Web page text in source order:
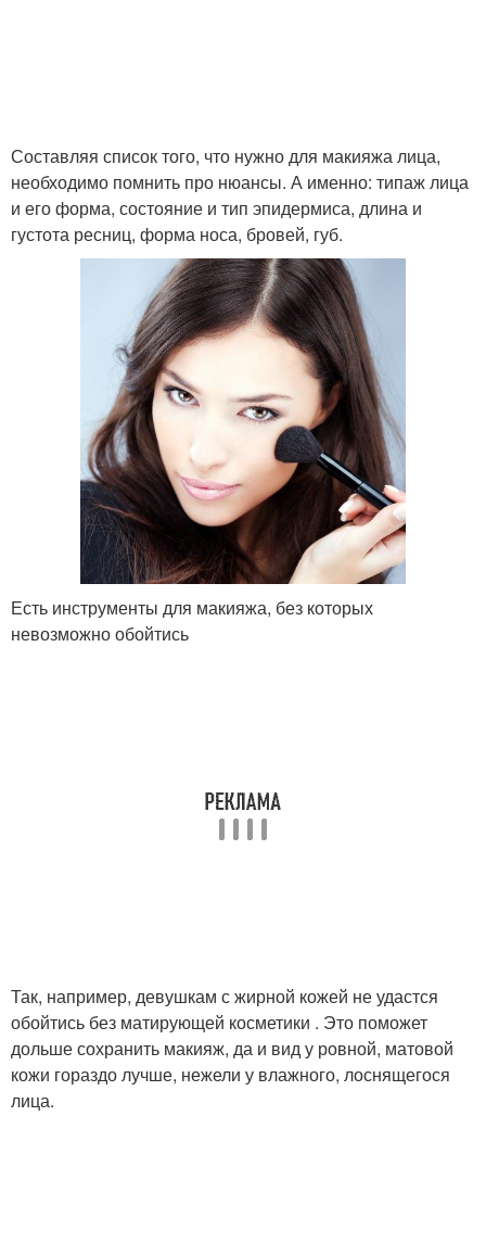
Составляя список того, что нужно для макияжа лица,
необходимо помнить про нюансы. А именно: типаж лица
и его форма, состояние и тип эпидермиса, длина и
густота ресниц, форма носа, бровей, губ.
Есть инструменты для макияжа, без которых
невозможно обойтись
Так, например, девушкам с жирной кожей не удастся
обойтись без матирующей косметики . Это поможет
дольше сохранить макияж, да и вид у ровной, матовой
кожи гораздо лучше, нежели у влажного, лоснящегося
лица.